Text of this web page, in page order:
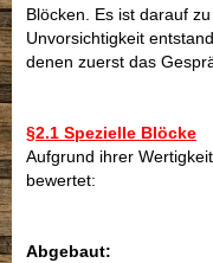
Blöcken. Es ist darauf
Unvorsichtigkeit
denen zuerst das
§2.1 Spezielle Blöcke
Aufgrund ihrer
bewertet:
Abgebaut: